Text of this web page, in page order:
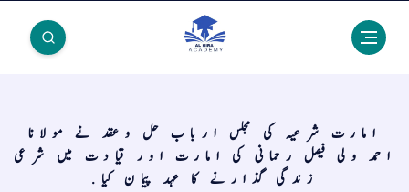
اک نسخہ کیمیا ساتھ لایا
امارت شرعیہ کی مجلس ارباب حل وعقد نے مولانا
احمد ولی فیصل رحمانی کی امارت اور قیادت میں شرعی
زندگی گذارنے کا عہد پیمان کیا.